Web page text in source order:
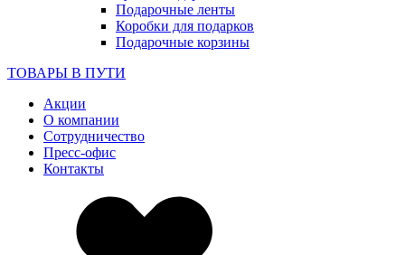
Подарочные ленты
Коробки для подарков
Подарочные корзины
ТОВАРЫ В ПУТИ
Акции
О компании
Сотрудничество
Пресс-офис
Контакты